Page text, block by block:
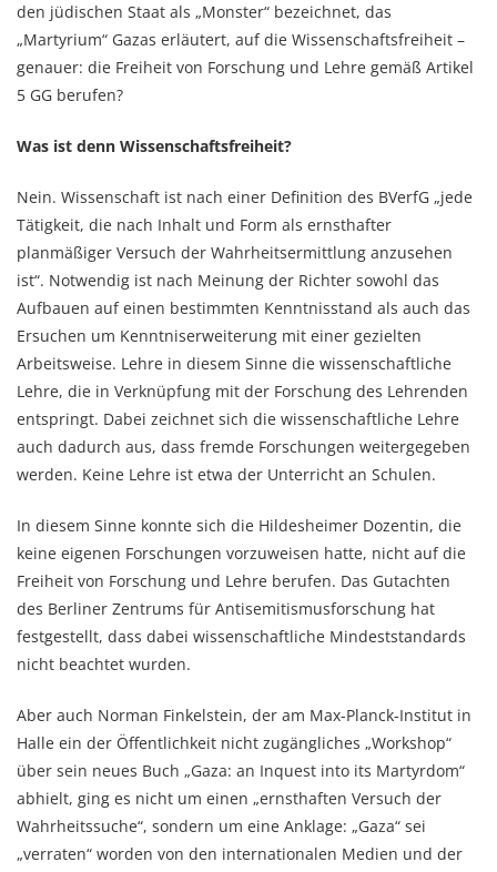
den jüdischen Staat als „Monster“ bezeichnet, das
„Martyrium“ Gazas erläutert, auf die Wissenschaftsfreiheit –
genauer: die Freiheit von Forschung und Lehre gemäß Artikel
5 GG berufen?
Was ist denn Wissenschaftsfreiheit?
Nein. Wissenschaft ist nach einer Definition des BVerfG „jede
Tätigkeit, die nach Inhalt und Form als ernsthafter
planmäßiger Versuch der Wahrheitsermittlung anzusehen
ist“. Notwendig ist nach Meinung der Richter sowohl das
Aufbauen auf einen bestimmten Kenntnisstand als auch das
Ersuchen um Kenntniserweiterung mit einer gezielten
Arbeitsweise. Lehre in diesem Sinne die wissenschaftliche
Lehre, die in Verknüpfung mit der Forschung des Lehrenden
entspringt. Dabei zeichnet sich die wissenschaftliche Lehre
auch dadurch aus, dass fremde Forschungen weitergegeben
werden. Keine Lehre ist etwa der Unterricht an Schulen.
In diesem Sinne konnte sich die Hildesheimer Dozentin, die
keine eigenen Forschungen vorzuweisen hatte, nicht auf die
Freiheit von Forschung und Lehre berufen. Das Gutachten
des Berliner Zentrums für Antisemitismusforschung hat
festgestellt, dass dabei wissenschaftliche Mindeststandards
nicht beachtet wurden.
Aber auch Norman Finkelstein, der am Max-Planck-Institut in
Halle ein der Öffentlichkeit nicht zugängliches „Workshop“
über sein neues Buch „Gaza: an Inquest into its Martyrdom“
abhielt, ging es nicht um einen „ernsthaften Versuch der
Wahrheitssuche“, sondern um eine Anklage: „Gaza“ sei
„verraten“ worden von den internationalen Medien und der